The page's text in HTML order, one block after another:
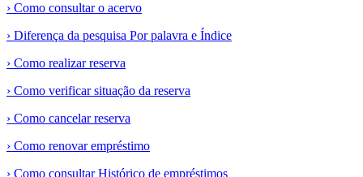
› Como consultar o acervo
› Diferença da pesquisa Por palavra e Índice
› Como realizar reserva
› Como verificar situação da reserva
› Como cancelar reserva
› Como renovar empréstimo
› Como consultar Histórico de empréstimos